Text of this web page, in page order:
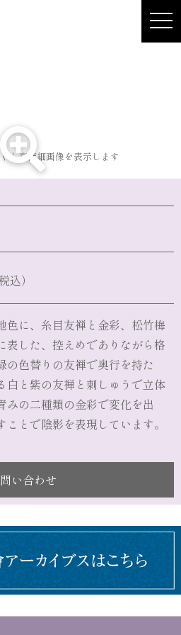
と高精細画像を表示します
込）
色に、糸目友禅と金彩、松竹梅
表した、控えめでありながら格
の色替りの友禅で奥行を持た
白と紫の友禅と刺しゅうで立体
みの二種類の金彩で変化を出
とで陰影を表現しています。
い合わせ